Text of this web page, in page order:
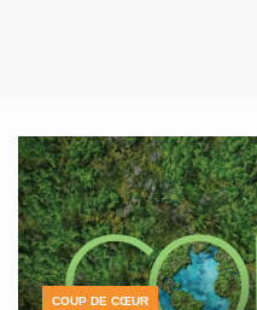
COUP DE CŒUR
CULTURE
NON CLASSÉ